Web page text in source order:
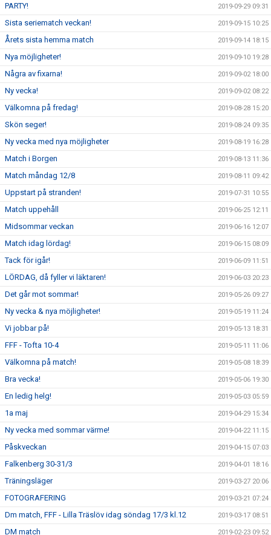
PARTY! 2019-09-29 09:31
Sista seriematch veckan! 2019-09-15 10:25
Årets sista hemma match 2019-09-14 18:15
Nya möjligheter! 2019-09-10 19:28
Några av fixarna! 2019-09-02 18:00
Ny vecka! 2019-09-02 08:22
Välkomna på fredag! 2019-08-28 15:20
Skön seger! 2019-08-24 09:35
Ny vecka med nya möjligheter 2019-08-19 16:28
Match i Borgen 2019-08-13 11:36
Match måndag 12/8 2019-08-11 09:42
Uppstart på stranden! 2019-07-31 10:55
Match uppehåll 2019-06-25 12:11
Midsommar veckan 2019-06-16 12:07
Match idag lördag! 2019-06-15 08:09
Tack för igår! 2019-06-09 11:51
LÖRDAG, då fyller vi läktaren! 2019-06-03 20:23
Det går mot sommar! 2019-05-26 09:27
Ny vecka & nya möjligheter! 2019-05-19 11:24
Vi jobbar på! 2019-05-13 18:31
FFF - Tofta 10-4 2019-05-11 11:06
Välkomna på match! 2019-05-08 18:39
Bra vecka! 2019-05-06 19:30
En ledig helg! 2019-05-03 05:59
1a maj 2019-04-29 15:34
Ny vecka med sommar värme! 2019-04-22 11:15
Påskveckan 2019-04-15 07:03
Falkenberg 30-31/3 2019-04-01 18:16
Träningsläger 2019-03-27 20:06
FOTOGRAFERING 2019-03-21 07:24
Dm match, FFF - Lilla Träslöv idag söndag 17/3 kl.12 2019-03-17 08:51
DM match 2019-02-23 09:52